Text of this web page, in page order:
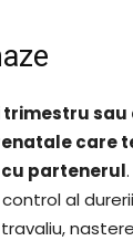
sau
care
partenerul
al